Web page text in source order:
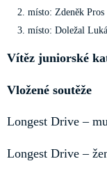
místo: Zdeněk Pros
místo: Doležal
Vítěz juniorské
Vložené soutěže
Longest Drive –
Longest Drive –